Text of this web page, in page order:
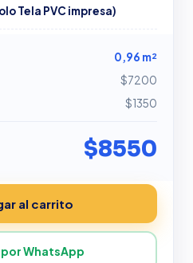
Tela PVC impresa)
0,96 m²
$7200
$1350
$8550
al carrito
WhatsApp